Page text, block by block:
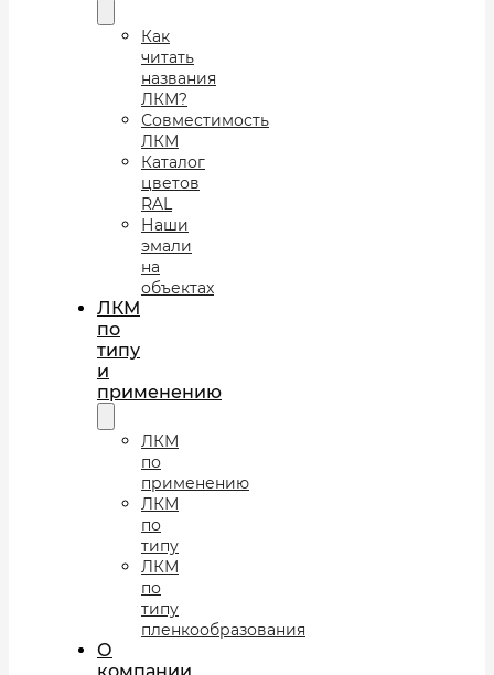
Как
читать
названия
ЛКМ?
Совместимость
ЛКМ
Каталог
цветов
RAL
Наши
эмали
на
объектах
ЛКМ
по
типу
и
применению
ЛКМ
по
применению
ЛКМ
по
типу
ЛКМ
по
типу
пленкообразования
О